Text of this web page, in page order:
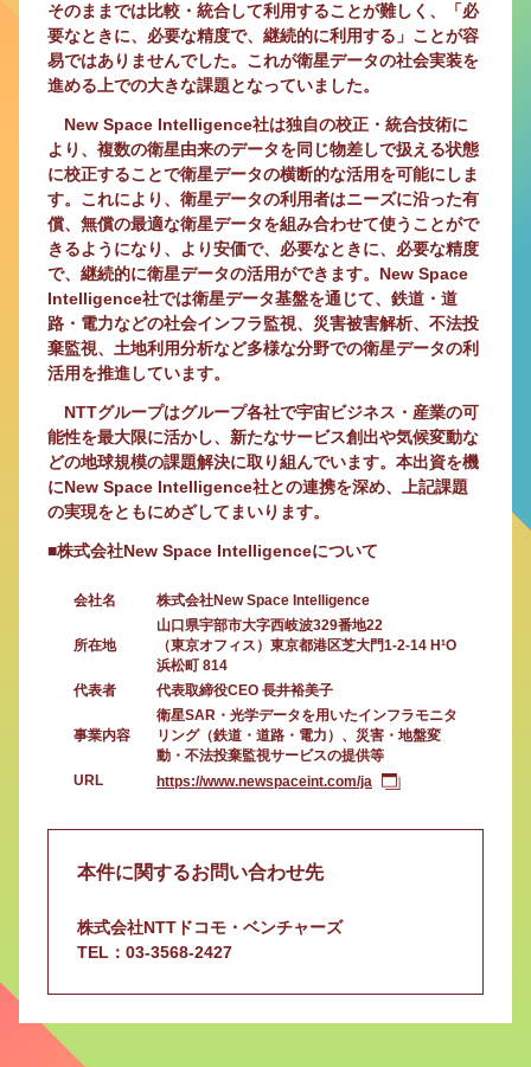
そのままでは比較・統合して利用することが難しく、「必
要なときに、必要な精度で、継続的に利用する」ことが容
易ではありませんでした。これが衛星データの社会実装を
進める上での大きな課題となっていました。
New Space Intelligence社は独自の校正・統合技術に
より、複数の衛星由来のデータを同じ物差しで扱える状態
に校正することで衛星データの横断的な活用を可能にしま
す。これにより、衛星データの利用者はニーズに沿った有
償、無償の最適な衛星データを組み合わせて使うことがで
きるようになり、より安価で、必要なときに、必要な精度
で、継続的に衛星データの活用ができます。New Space
Intelligence社では衛星データ基盤を通じて、鉄道・道
路・電力などの社会インフラ監視、災害被害解析、不法投
棄監視、土地利用分析など多様な分野での衛星データの利
活用を推進しています。
NTTグループはグループ各社で宇宙ビジネス・産業の可
能性を最大限に活かし、新たなサービス創出や気候変動な
どの地球規模の課題解決に取り組んでいます。本出資を機
にNew Space Intelligence社との連携を深め、上記課題
の実現をともにめざしてまいります。
■株式会社New Space Intelligenceについて
会社名 株式会社New Space Intelligence
所在地
山口県宇部市大字西岐波329番地22
（東京オフィス）東京都港区芝大門1-2-14 H¹O
浜松町 814
代表者
代表取締役CEO 長井裕美子
事業内容
衛星SAR・光学データを用いたインフラモニタ
リング（鉄道・道路・電力）、災害・地盤変
動・不法投棄監視サービスの提供等
URL
https://www.newspaceint.com/ja
本件に関するお問い合わせ先
株式会社NTTドコモ・ベンチャーズ
TEL：03-3568-2427